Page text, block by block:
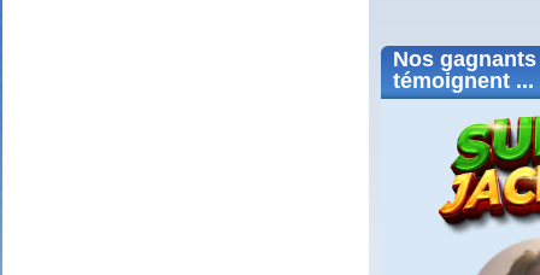
Nos gagnants
témoignent ...